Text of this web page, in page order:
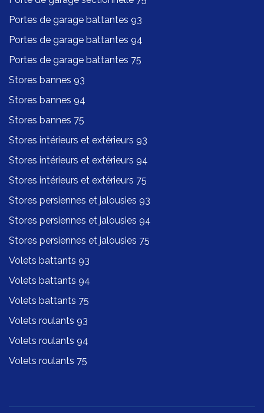
Portes de garage battantes 93
Portes de garage battantes 94
Portes de garage battantes 75
Stores bannes 93
Stores bannes 94
Stores bannes 75
Stores intérieurs et extérieurs 93
Stores intérieurs et extérieurs 94
Stores intérieurs et extérieurs 75
Stores persiennes et jalousies 93
Stores persiennes et jalousies 94
Stores persiennes et jalousies 75
Volets battants 93
Volets battants 94
Volets battants 75
Volets roulants 93
Volets roulants 94
Volets roulants 75